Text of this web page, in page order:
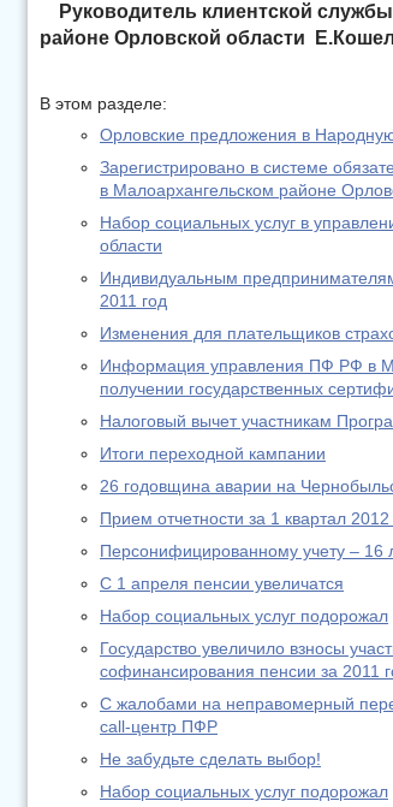
Руководитель клиентской
районе Орловской области
В этом разделе:
Орловские предложения в
Зарегистрировано в системе
в Малоархангельском районе
Набор социальных услуг в
области
Индивидуальным
2011 год
Изменения для плательщиков
Информация управления ПФ РФ в
получении государственных
Налоговый вычет участникам
Итоги переходной кампании
26 годовщина аварии на
Прием отчетности за 1 квартал 2012
Персонифицированному учету – 16
С 1 апреля пенсии увеличатся
Набор социальных услуг подорожал
Государство увеличило взносы
софинансирования пенсии за 2011
С жалобами на неправомерный
call-центр ПФР
Не забудьте сделать выбор!
Набор социальных услуг подорожал